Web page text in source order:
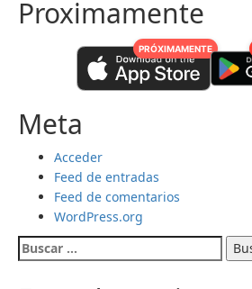
Proximamente
PRÓXIMAMENTE
Meta
Acceder
Feed de entradas
Feed de comentarios
WordPress.org
Buscar: